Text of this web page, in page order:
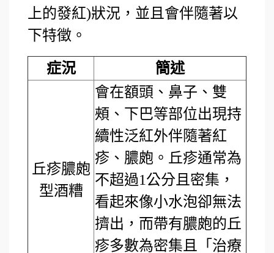
上的發紅)狀況，並且會伴隨著以
下特徵。
症況 簡述
丘疹膿皰
型酒糟
會在額頭、鼻子、雙
頰、下巴等部位出現持
續性泛紅外伴隨著紅
疹、膿皰。丘疹通常為
不超過1公分且密集，
看起來像小水泡卻無法
擠出，而帶有膿皰的丘
疹多數為密集且「治療